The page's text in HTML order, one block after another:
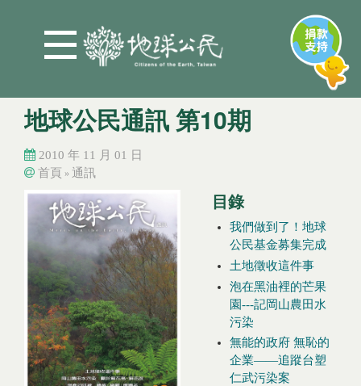
地球公民通訊 第10期
2010 年 11 月 01 日
您在這裡
首頁 » 通訊
您在這裡 目錄
我們做到了！地球
公民基金募集完成
土地徵收這件事
泡在黑油裡的芒果
園---記岡山農田水
污染
無能的政府 無恥的
企業——追蹤台塑
仁武污染案